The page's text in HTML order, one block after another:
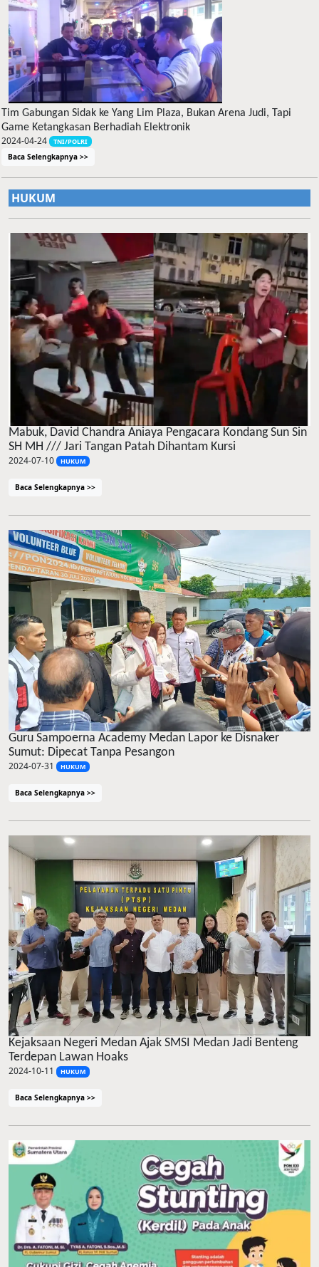
Tim Gabungan Sidak ke Yang Lim Plaza, Bukan Arena Judi, Tapi
Game Ketangkasan Berhadiah Elektronik
2024-04-24 TNI/POLRI
Baca Selengkapnya >>
HUKUM
Mabuk, David Chandra Aniaya Pengacara Kondang Sun Sin
SH MH /// Jari Tangan Patah Dihantam Kursi
2024-07-10 HUKUM
Baca Selengkapnya >>
Guru Sampoerna Academy Medan Lapor ke Disnaker
Sumut: Dipecat Tanpa Pesangon
2024-07-31 HUKUM
Baca Selengkapnya >>
Kejaksaan Negeri Medan Ajak SMSI Medan Jadi Benteng
Terdepan Lawan Hoaks
2024-10-11 HUKUM
Baca Selengkapnya >>